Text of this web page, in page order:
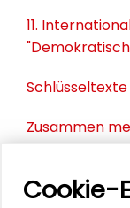
11.
Zusammen
Dialog
Schader-
Cookie-